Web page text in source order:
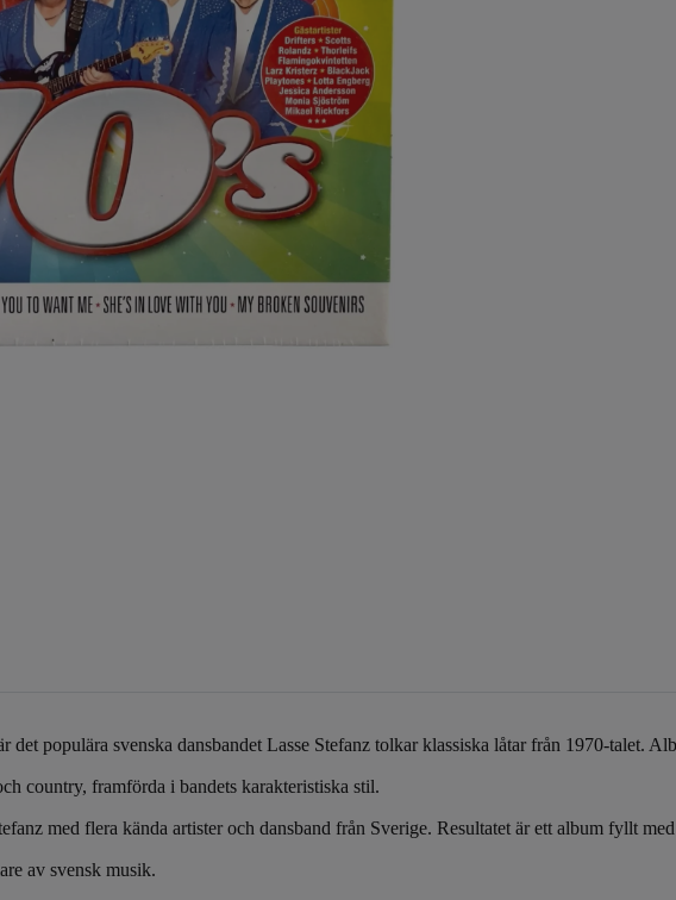
det populära svenska dansbandet Lasse Stefanz tolkar klassiska låtar från 1970-talet.
country, framförda i bandets karakteristiska stil.
med flera kända artister och dansband från Sverige. Resultatet är ett album fyllt
av svensk musik.